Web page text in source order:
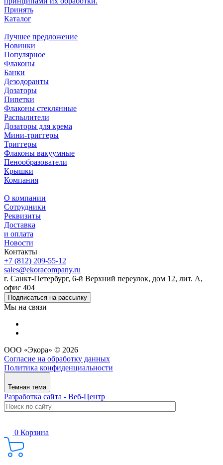
Принять
Каталог
Лучшее предложение
Новинки
Популярное
Флаконы
Банки
Дезодоранты
Дозаторы
Пипетки
Флаконы стеклянные
Распылители
Дозаторы для крема
Мини-триггеры
Триггеры
Флаконы вакуумные
Пенообразователи
Крышки
Компания
О компании
Сотрудники
Реквизиты
Доставка
и оплата
Новости
Контакты
+7 (812) 209-55-12
sales@ekoracompany.ru
г. Санкт-Петербург, 6-й Верхний переулок, дом 12, лит. А,
офис 404
Подписаться на рассылку
Мы на связи
ООО «Экора» © 2026
Согласие на обработку данных
Политика конфиденциальности
Темная тема
Разработка сайта - Веб-Центр
0 Корзина